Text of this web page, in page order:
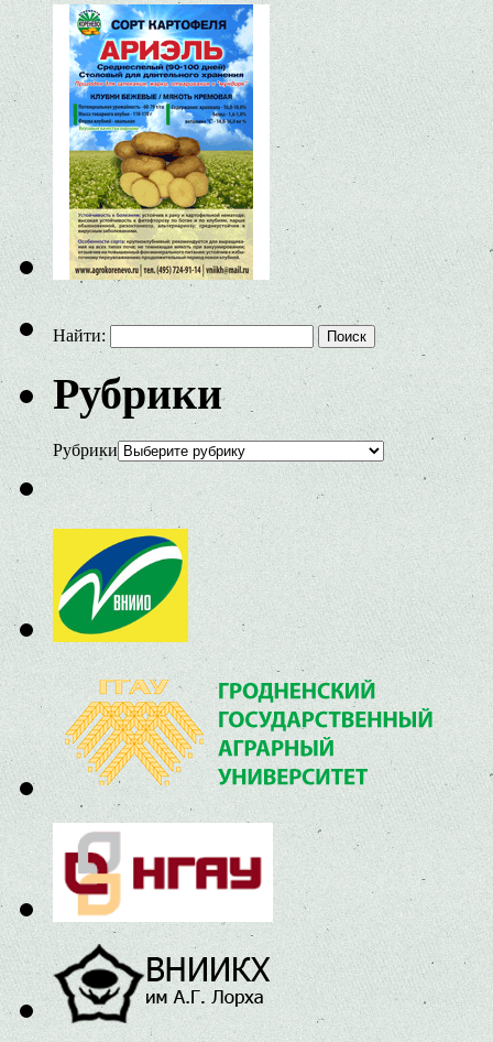
Найти:
Рубрики
Рубрики